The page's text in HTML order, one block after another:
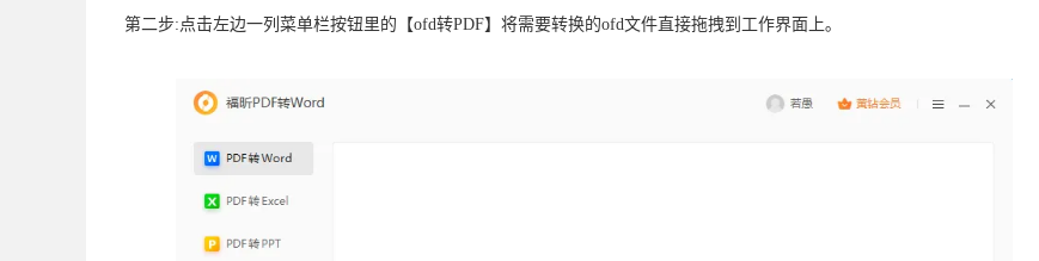
第二步:点击左边一列菜单栏按钮里的【ofd转PDF】将需要转换的ofd文件直接拖拽到工作界面上｡